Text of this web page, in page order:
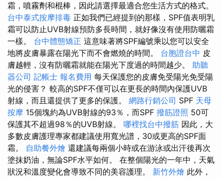
霜，噴霧劑和棍棒，因此請選擇最適合您生活方式的格式。
台中泰式按摩排毒 正如我們已經提到的那樣，SPF值表明乳
霜可以防止UVB射線預防多長時間，就好像沒有使用防曬霜
一樣。 台中體態矯正 這意味著將SPF編號乘以您可以安全
地將皮膚暴露在陽光下而不會燃燒的時間。 台胞證台中 皮
膚越輕，沒有防曬霜就能在陽光下度過的時間越少。 助聽
器公司 記帳士 報名費用 每天保護您的皮膚免受陽光免受陽
光的侵害？ 較高的SPF不僅可以在更長的時間內保護UVB
射線，而且還提供了更多的保護。 網路行銷公司 SPF 天母
按摩 15個塊約為UVB射線的93％，而SPF 撥筋證照 50可
保護其不超過98％的UVB射線。 哪裡找台中撥筋 因此，大
多數皮膚護理專家都建議使用寬光譜，30或更高的SPF面
霜。 自助餐外燴 還建議每兩個小時或在游泳或出汗後再次
塗抹奶油，無論SPF水平如何。 在整個陽光的一年中，天氣
狀況和溫度變化會導致不同的美容護理。 新竹外燴 此外，